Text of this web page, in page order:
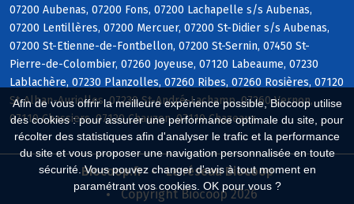
Afin de vous offrir la meilleure expérience possible, Biocoop utilise
des cookies : pour assurer une performance optimale du site, pour
récolter des statistiques afin d'analyser le trafic et la performance
du site et vous proposer une navigation personnalisée en toute
sécurité. Vous pouvez changer d'avis à tout moment en
paramétrant vos cookies. OK pour vous ?
07200 Aubenas, 07200 Fons, 07200 Lachapelle s/s Aubenas,
07200 Lentillères, 07200 Mercuer, 07200 St-Didier s/s Aubenas,
07200 St-Etienne-de-Fontbellon, 07200 St-Sernin, 07450 St-
Pierre-de-Colombier, 07260 Joyeuse, 07120 Labeaume, 07230
Lablachère, 07230 Planzolles, 07260 Ribes, 07260 Rosières, 07120
St-Alban-Auriolles, 07230 St-André-Lachamp, 07260 Vernon,
07110 Chassiers, 07120 Chauzon, 07110 Chazeaux
Biocoop.fr
Le réseau Biocoop
Copyright Biocoop 2026